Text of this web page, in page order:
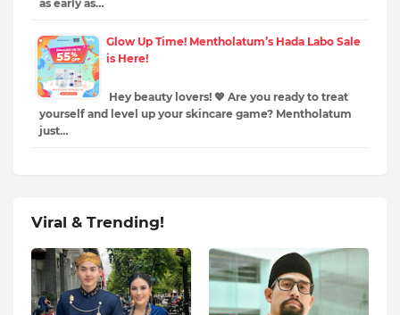
as early as…
Glow Up Time! Mentholatum’s Hada Labo Sale
is Here!
Hey beauty lovers! 💖 Are you ready to treat
yourself and level up your skincare game? Mentholatum
just…
Viral & Trending!